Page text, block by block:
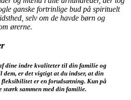
ganske fortrinlige bud på spirituelt
selv om de havde børn og
ørerne.
dine indre kvaliteter til din familie og
dem, er det vigtigt at du indser, at din
fleksibilitet er en forudsætning. Kun på
stærk sammen med din familie.